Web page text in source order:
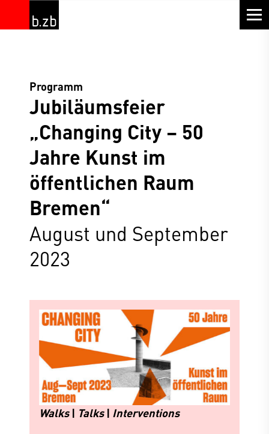
Programm
Jubiläumsfeier
„Changing City – 50
Jahre Kunst im
öffentlichen Raum
Bremen“
August und September
2023
Walks| Talks| Interventions